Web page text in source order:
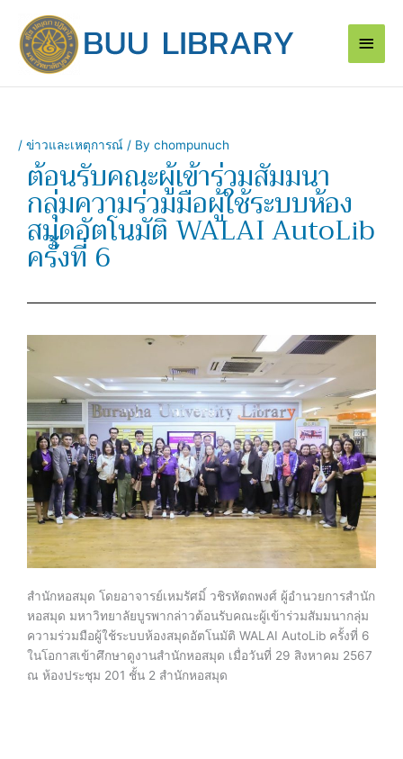
content
Main
/ ข่าวและเหตุการณ์ / By chompunuch
ต้อนรับคณะผู้เข้าร่วมสัมมนา
กลุ่มความร่วมมือผู้ใช้ระบบห้อง
สมุดอัตโนมัติ WALAI AutoLib
ครั้งที่ 6
สำนักหอสมุด โดยอาจารย์เหมรัศมิ์ วชิรหัตถพงศ์ ผู้อำนวยการสำนัก
หอสมุด มหาวิทยาลัยบูรพากล่าวต้อนรับคณะผู้เข้าร่วมสัมมนากลุ่ม
ความร่วมมือผู้ใช้ระบบห้องสมุดอัตโนมัติ WALAI AutoLib ครั้งที่ 6
ในโอกาสเข้าศึกษาดูงานสำนักหอสมุด เมื่อวันที่ 29 สิงหาคม 2567
ณ ห้องประชุม 201 ชั้น 2 สำนักหอสมุด